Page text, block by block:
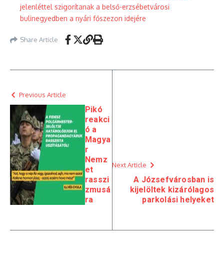
jelenléttel szigorítanak a belső-erzsébetvárosi
bulinegyedben a nyári főszezon idejére
Share Article
Previous Article
Pikó
reakci
ó a
Magya
r
Nemz
et
rasszi
zmusá
ra
Next Article
A Józsefvárosban is
kijelöltek kizárólagos
parkolási helyeket